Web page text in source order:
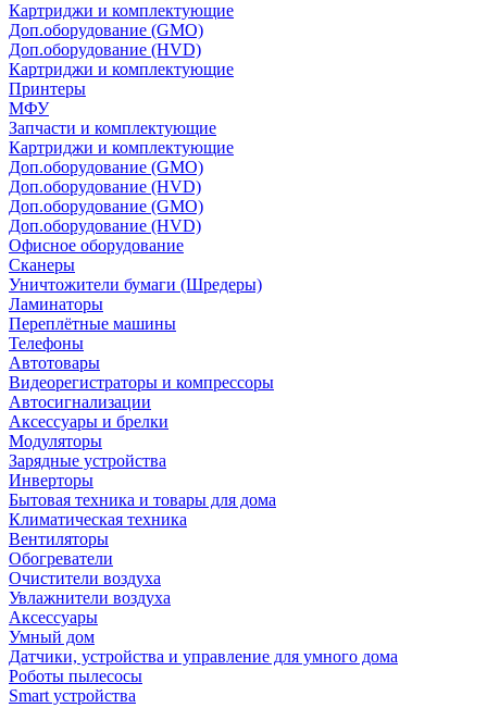
Картриджи и комплектующие
Доп.оборудование (GMO)
Доп.оборудование (HVD)
Картриджи и комплектующие
Принтеры
МФУ
Запчасти и комплектующие
Картриджи и комплектующие
Доп.оборудование (GMO)
Доп.оборудование (HVD)
Доп.оборудование (GMO)
Доп.оборудование (HVD)
Офисное оборудование
Сканеры
Уничтожители бумаги (Шредеры)
Ламинаторы
Переплётные машины
Телефоны
Автотовары
Видеорегистраторы и компрессоры
Автосигнализации
Аксессуары и брелки
Модуляторы
Зарядные устройства
Инверторы
Бытовая техника и товары для дома
Климатическая техника
Вентиляторы
Обогреватели
Очистители воздуха
Увлажнители воздуха
Аксессуары
Умный дом
Датчики, устройства и управление для умного дома
Роботы пылесосы
Smart устройства